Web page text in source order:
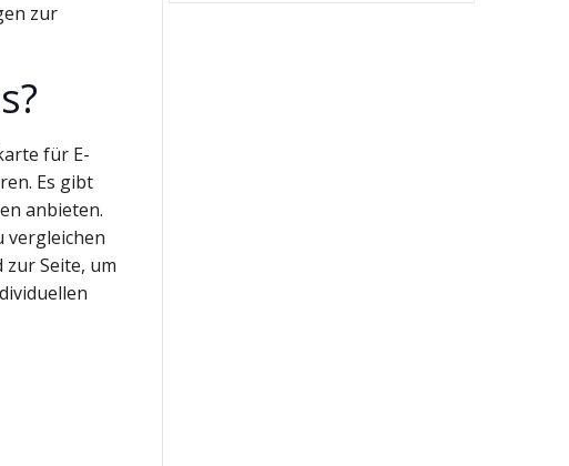
zur
für E-
Es gibt
anbieten.
vergleichen
Seite, um